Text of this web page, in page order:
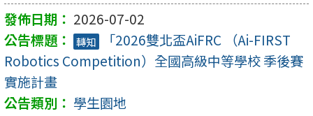
2026-07-02
轉知
「2026雙北盃AiFRC （Ai-FIRST
Robotics Competition）全國高級中等學校 季後賽
實施計畫
學生園地